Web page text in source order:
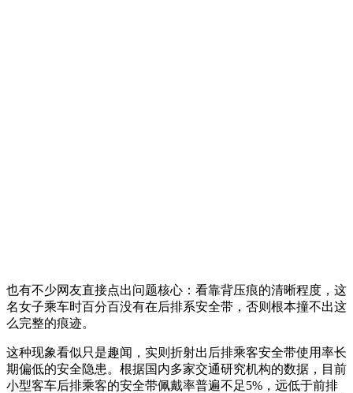
也有不少网友直接点出问题核心：看靠背压痕的清晰程度，这
名女子乘车时百分百没有在后排系安全带，否则根本撞不出这
么完整的痕迹。
这种现象看似只是趣闻，实则折射出后排乘客安全带使用率长
期偏低的安全隐患。根据国内多家交通研究机构的数据，目前
小型客车后排乘客的安全带佩戴率普遍不足5%，远低于前排